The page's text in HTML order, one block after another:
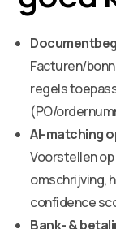
Facturen/
regels
(PO/
AI-matching
Voorstellen op
omschrijving,
confidence
Bank- &